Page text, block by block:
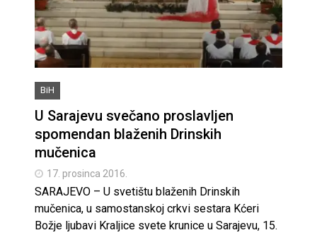
BiH
U Sarajevu svečano proslavljen
spomendan blaženih Drinskih
mučenica
17. prosinca 2016.
SARAJEVO – U svetištu blaženih Drinskih
mučenica, u samostanskoj crkvi sestara Kćeri
Božje ljubavi Kraljice svete krunice u Sarajevu, 15.